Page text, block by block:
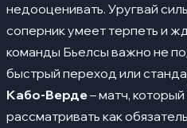
недооценивать. Уругвай
соперник умеет терпеть и
команды Бьелсы важно не
быстрый переход или
Кабо-Верде– матч,
рассматривать как